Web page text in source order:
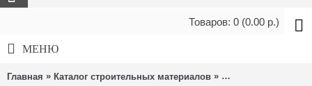
Товаров: 0 (0.00 р.)
МЕНЮ
Главная » Каталог строительных материалов » Пиломатериалы